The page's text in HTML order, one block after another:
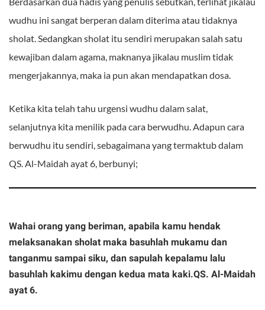
wudhu ini sangat berperan dalam diterima atau tidaknya
sholat. Sedangkan sholat itu sendiri merupakan salah satu
kewajiban dalam agama, maknanya jikalau muslim tidak
mengerjakannya, maka ia pun akan mendapatkan dosa.
Ketika kita telah tahu urgensi wudhu dalam salat,
selanjutnya kita menilik pada cara berwudhu. Adapun cara
berwudhu itu sendiri, sebagaimana yang termaktub dalam
QS. Al-Maidah ayat 6, berbunyi;
Wahai orang yang beriman, apabila kamu hendak
melaksanakan sholat maka basuhlah mukamu dan
tanganmu sampai siku, dan sapulah kepalamu lalu
basuhlah kakimu dengan kedua mata kaki.QS. Al-Maidah
ayat 6.